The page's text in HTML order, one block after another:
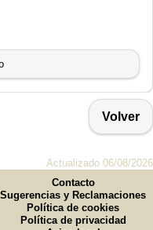
Volver
Actualizado 06/08/2026
Contacto
Sugerencias y Reclamaciones
Política de cookies
Política de privacidad